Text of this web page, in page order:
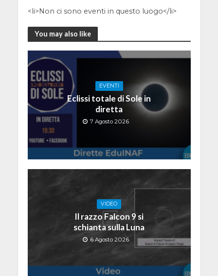
<li>Non ci sono eventi in questo luogo</li>
You may also like
EVENTI
Eclissi totale di Sole in
diretta
7 Agosto 2026
VIDEO
Il razzo Falcon 9 si
schianta sulla Luna
6 Agosto 2026